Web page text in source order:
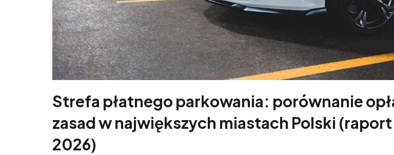
Strefa płatnego parkowania: porównanie
zasad w największych miastach Polski (raport
2026)